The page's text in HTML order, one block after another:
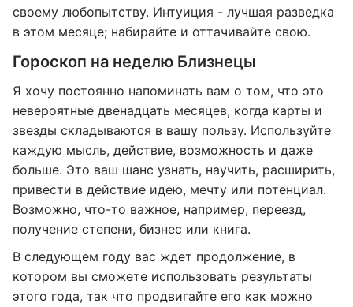
своему любопытству. Интуиция - лучшая разведка
в этом месяце; набирайте и оттачивайте свою.
Гороскоп на неделю Близнецы
Я хочу постоянно напоминать вам о том, что это
невероятные двенадцать месяцев, когда карты и
звезды складываются в вашу пользу. Используйте
каждую мысль, действие, возможность и даже
больше. Это ваш шанс узнать, научить, расширить,
привести в действие идею, мечту или потенциал.
Возможно, что-то важное, например, переезд,
получение степени, бизнес или книга.
В следующем году вас ждет продолжение, в
котором вы сможете использовать результаты
этого года, так что продвигайте его как можно